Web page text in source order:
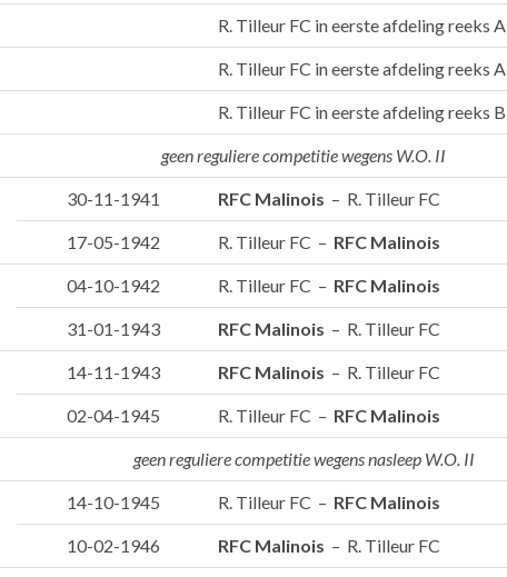
R. Tilleur FC in eerste afdeling reeks A
R. Tilleur FC in eerste afdeling reeks A
R. Tilleur FC in eerste afdeling reeks B
geen reguliere competitie wegens W.O. II
30-11-1941 RFC Malinois – R. Tilleur FC
17-05-1942 R. Tilleur FC – RFC Malinois
04-10-1942 R. Tilleur FC – RFC Malinois
31-01-1943 RFC Malinois – R. Tilleur FC
14-11-1943 RFC Malinois – R. Tilleur FC
02-04-1945 R. Tilleur FC – RFC Malinois
geen reguliere competitie wegens nasleep W.O. II
14-10-1945 R. Tilleur FC – RFC Malinois
10-02-1946 RFC Malinois – R. Tilleur FC